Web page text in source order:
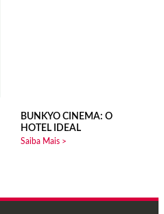
BUNKYO CINEMA: O
HOTEL IDEAL
Saiba Mais >